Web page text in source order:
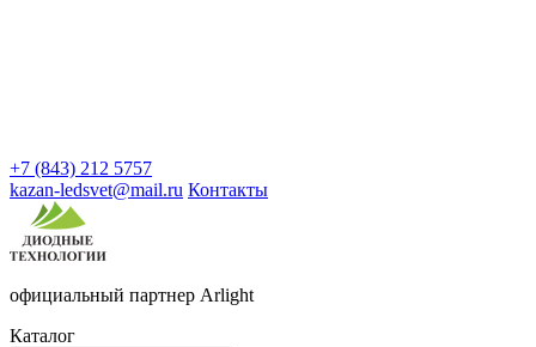
+7 (843) 212 5757
kazan-ledsvet@mail.ru Контакты
официальный партнер Arlight
Каталог